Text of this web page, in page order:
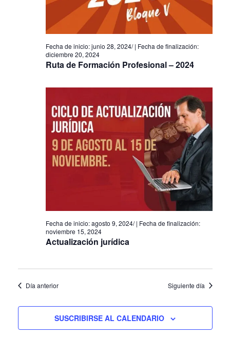
Eventos
Ruta de Formación Profesional – 2024
junio 28, 2024/
diciembre 20, 2024
Actualización jurídica
agosto 9, 2024/
noviembre 15, 2024
Día anterior Siguiente día
SUSCRIBIRSE AL CALENDARIO